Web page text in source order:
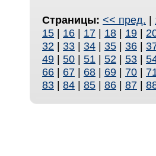
Страницы: << пред. |
15 | 16 | 17 | 18 | 19 |
32 | 33 | 34 | 35 | 36 |
49 | 50 | 51 | 52 | 53 |
66 | 67 | 68 | 69 | 70 |
83 | 84 | 85 | 86 | 87 |